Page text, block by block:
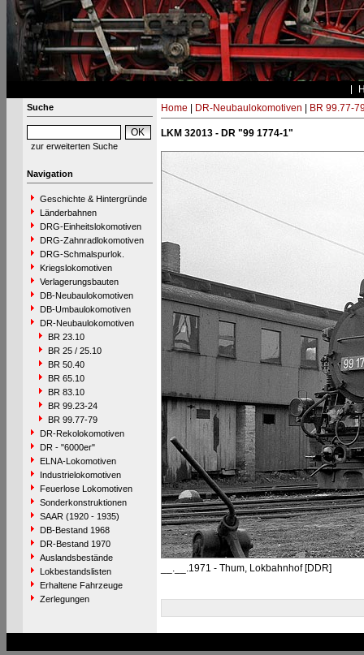
Suche
zur erweiterten Suche
Navigation
Geschichte & Hintergründe
Länderbahnen
DRG-Einheitslokomotiven
DRG-Zahnradlokomotiven
DRG-Schmalspurlok.
Kriegslokomotiven
Verlagerungsbauten
DB-Neubaulokomotiven
DB-Umbaulokomotiven
DR-Neubaulokomotiven
BR 23.10
BR 25 / 25.10
BR 50.40
BR 65.10
BR 83.10
BR 99.23-24
BR 99.77-79
DR-Rekolokomotiven
DR - "6000er"
ELNA-Lokomotiven
Industrielokomotiven
Feuerlose Lokomotiven
Sonderkonstruktionen
SAAR (1920 - 1935)
DB-Bestand 1968
DR-Bestand 1970
Auslandsbestände
Lokbestandslisten
Erhaltene Fahrzeuge
Zerlegungen
Home DR-Neubaulokomotiven BR 99.77-
LKM 32013 - DR "99 1774-1"
__.__.1971 - Thum, Lokbahnhof [DDR]